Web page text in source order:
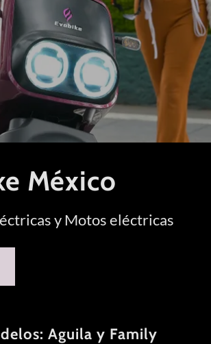
México
y Motos eléctricas
Aguila y Family